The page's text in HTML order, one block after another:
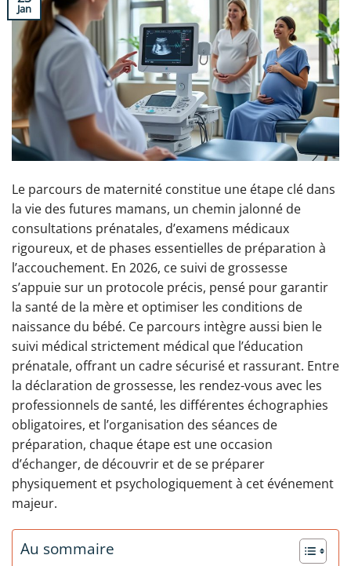
Jan
Le parcours de maternité constitue une étape clé dans
la vie des futures mamans, un chemin jalonné de
consultations prénatales, d’examens médicaux
rigoureux, et de phases essentielles de préparation à
l’accouchement. En 2026, ce suivi de grossesse
s’appuie sur un protocole précis, pensé pour garantir
la santé de la mère et optimiser les conditions de
naissance du bébé. Ce parcours intègre aussi bien le
suivi médical strictement médical que l’éducation
prénatale, offrant un cadre sécurisé et rassurant. Entre
la déclaration de grossesse, les rendez-vous avec les
professionnels de santé, les différentes échographies
obligatoires, et l’organisation des séances de
préparation, chaque étape est une occasion
d’échanger, de découvrir et de se préparer
physiquement et psychologiquement à cet événement
majeur.
Au sommaire